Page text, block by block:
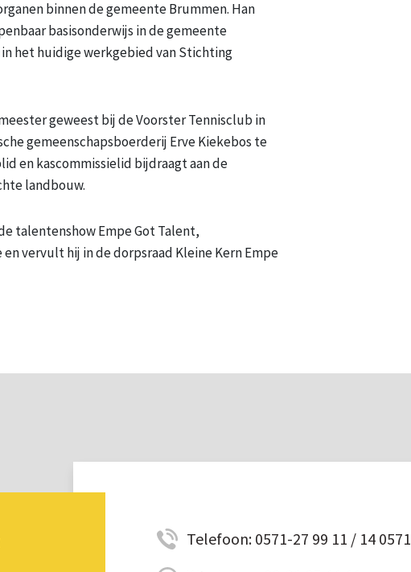
binnen de gemeente Brummen. Han
basisonderwijs in de gemeente
het huidige werkgebied van Stichting
geweest bij de Voorster Tennisclub in
gemeenschapsboerderij Erve Kiekebos te
en kascommissielid bijdraagt aan de
landbouw.
talentenshow Empe Got Talent,
vervult hij in de dorpsraad Kleine Kern Empe
Telefoon: 0571-27 99 11 / 14 0571